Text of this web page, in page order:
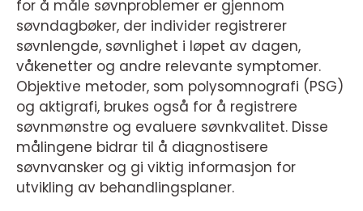
for å måle søvnproblemer er gjennom
søvndagbøker, der individer registrerer
søvnlengde, søvnlighet i løpet av dagen,
våkenetter og andre relevante symptomer.
Objektive metoder, som polysomnografi (PSG)
og aktigrafi, brukes også for å registrere
søvnmønstre og evaluere søvnkvalitet. Disse
målingene bidrar til å diagnostisere
søvnvansker og gi viktig informasjon for
utvikling av behandlingsplaner.